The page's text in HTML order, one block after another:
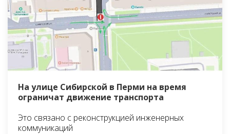
На улице Сибирской в Перми на время
ограничат движение транспорта
Это связано с реконструкцией инженерных
коммуникаций